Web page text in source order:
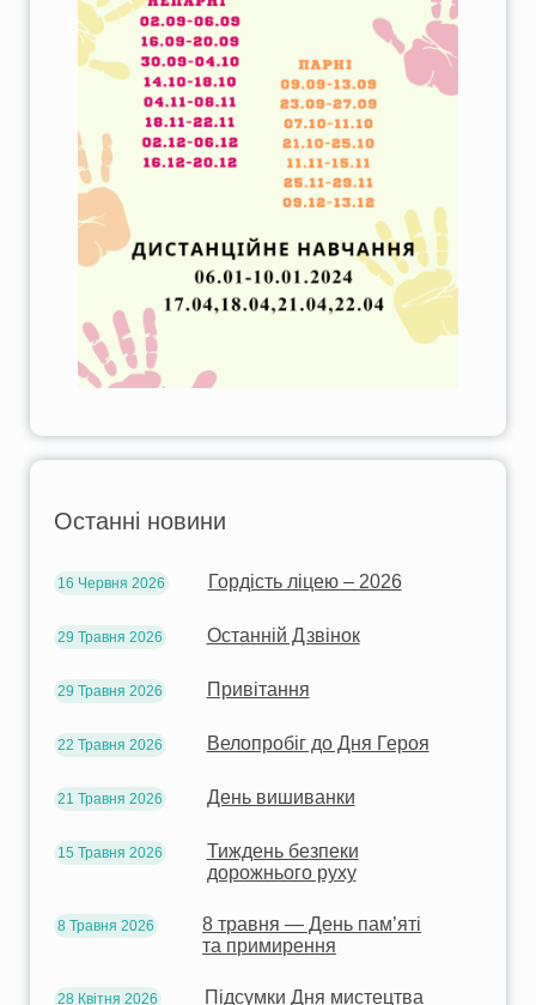
Останні новини
16 Червня 2026 Гордість ліцею – 2026
29 Травня 2026 Останній Дзвінок
29 Травня 2026 Привітання
22 Травня 2026 Велопробіг до Дня Героя
21 Травня 2026 День вишиванки
15 Травня 2026
Тиждень безпеки
дорожнього руху
8 Травня 2026
8 травня — День пам’яті
та примирення
28 Квітня 2026 Підсумки Дня мистецтва